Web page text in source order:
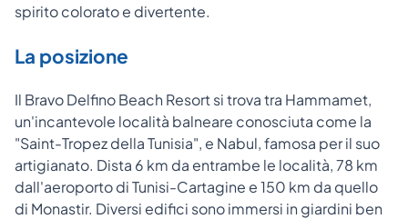
spirito colorato e divertente.
La posizione
Il Bravo Delfino Beach Resort si trova tra Hammamet,
un'incantevole località balneare conosciuta come la
"Saint-Tropez della Tunisia", e Nabul, famosa per il suo
artigianato. Dista 6 km da entrambe le località, 78 km
dall'aeroporto di Tunisi-Cartagine e 150 km da quello
di Monastir. Diversi edifici sono immersi in giardini ben